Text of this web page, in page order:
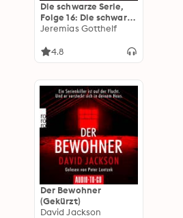
Die schwarze Serie,
Folge 16: Die schwarze
Spinne
Jeremias Gotthelf
4.8
Der Bewohner
(Gekürzt)
David Jackson